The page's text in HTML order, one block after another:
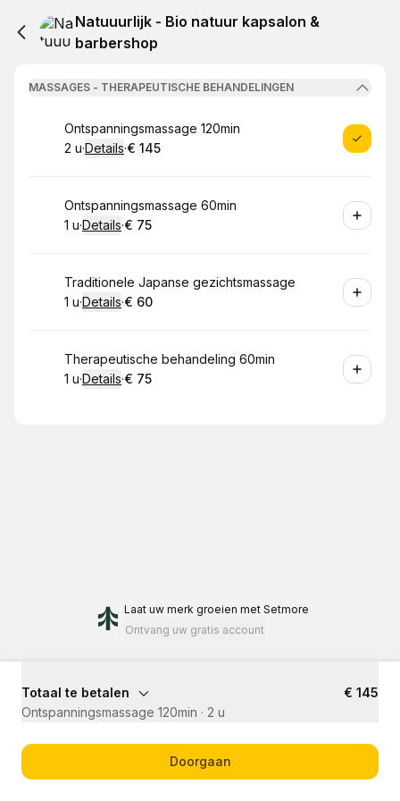
Natuuurlijk - Bio natuur kapsalon &
barbershop
MASSAGES - THERAPEUTISCHE BEHANDELINGEN
Boek
Ontspanningsmassage 120min
. Duur:
2 u·Details·
.Prijs:
€ 145
Boek
Ontspanningsmassage 60min
. Duur:
1 u·Details·
.Prijs:
€ 75
Boek
Traditionele Japanse gezichtsmassage
. Duur:
1 u·Details·
.Prijs:
€ 60
Boek
Therapeutische behandeling 60min
. Duur:
1 u·Details·
.Prijs:
€ 75
Laat uw merk groeien met Setmore
Ontvang uw gratis account
Totaal te betalen
€ 145
Ontspanningsmassage 120min · 2 u
Doorgaan